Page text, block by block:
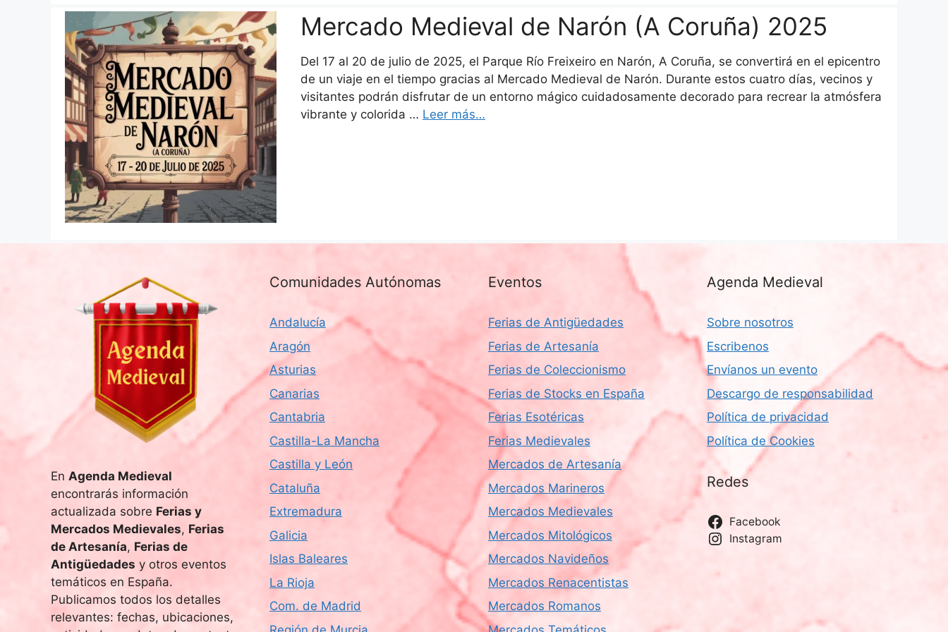
Mercado Medieval de Narón (A Coruña) 2025
Del 17 al 20 de julio de 2025, el Parque Río Freixeiro en Narón, A Coruña, se convertirá en el epicentro
de un viaje en el tiempo gracias al Mercado Medieval de Narón. Durante estos cuatro días, vecinos y
visitantes podrán disfrutar de un entorno mágico cuidadosamente decorado para recrear la atmósfera
vibrante y colorida … Leer más…
En Agenda Medieval
encontrarás información
actualizada sobre Ferias y
Mercados Medievales, Ferias
de Artesanía, Ferias de
Antigüedades y otros eventos
temáticos en España.
Publicamos todos los detalles
relevantes: fechas, ubicaciones,
Comunidades Autónomas
Andalucía
Aragón
Asturias
Canarias
Cantabria
Castilla-La Mancha
Castilla y León
Cataluña
Extremadura
Galicia
Islas Baleares
La Rioja
Com. de Madrid
Eventos
Ferias de Antigüedades
Ferias de Artesanía
Ferias de Coleccionismo
Ferias de Stocks en España
Ferias Esotéricas
Ferias Medievales
Mercados de Artesanía
Mercados Marineros
Mercados Medievales
Mercados Mitológicos
Mercados Navideños
Mercados Renacentistas
Mercados Romanos
Agenda Medieval
Sobre nosotros
Escribenos
Envíanos un evento
Descargo de responsabilidad
Política de privacidad
Política de Cookies
Redes
Facebook
Instagram